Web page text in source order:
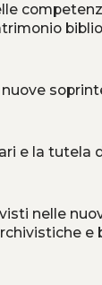
nuove
e la tutela
nelle
e